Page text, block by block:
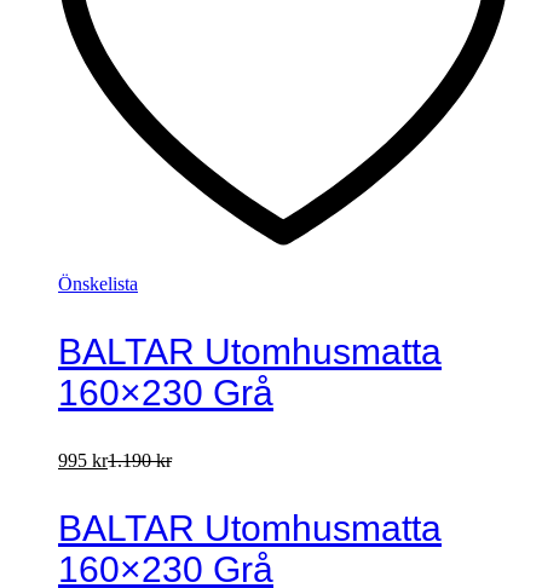
Önskelista
BALTAR Utomhusmatta
160×230 Grå
995 kr1.190kr
BALTAR Utomhusmatta
160×230 Grå